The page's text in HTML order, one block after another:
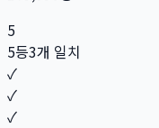
5
5등3개 일치
✓
✓
✓